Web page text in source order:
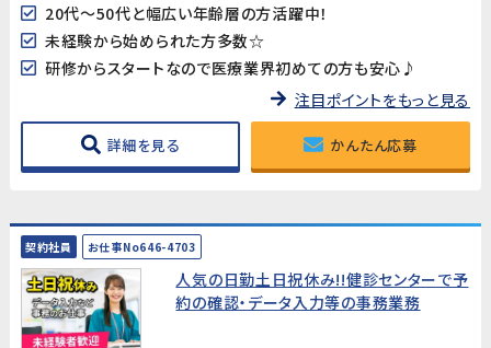
20代～50代と幅広い年齢層の方活躍中！
未経験から始められた方多数☆
研修からスタートなので医療業界初めての方も安心♪
注目ポイントをもっと見る
詳細を見る かんたん応募
契約社員 お仕事No646-4703
人気の日勤土日祝休み!!健診センターで予
約の確認・データ入力等の事務業務